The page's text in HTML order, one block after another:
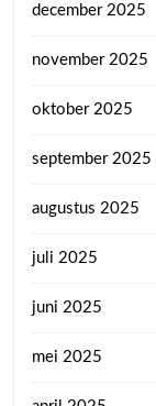
december 2025
november 2025
oktober 2025
september 2025
augustus 2025
juli 2025
juni 2025
mei 2025